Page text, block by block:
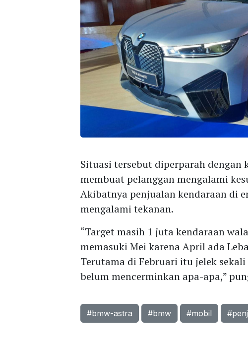
Situasi tersebut diperparah dengan
membuat pelanggan mengalami
Akibatnya penjualan kendaraan di
mengalami tekanan.
“Target masih 1 juta kendaraan
memasuki Mei karena April ada
Terutama di Februari itu jelek
belum mencerminkan apa-apa,”
#bmw-astra #bmw #mobil